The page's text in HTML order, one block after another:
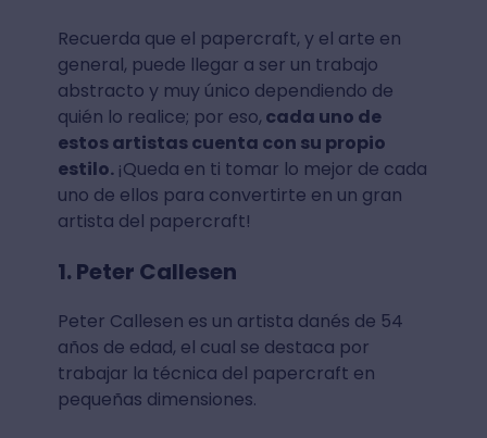
Recuerda que el papercraft, y el arte en
general, puede llegar a ser un trabajo
abstracto y muy único dependiendo de
quién lo realice; por eso, cada uno de
estos artistas cuenta con su propio
estilo. ¡Queda en ti tomar lo mejor de cada
uno de ellos para convertirte en un gran
artista del papercraft!
1. Peter Callesen
Peter Callesen es un artista danés de 54
años de edad, el cual se destaca por
trabajar la técnica del papercraft en
pequeñas dimensiones.